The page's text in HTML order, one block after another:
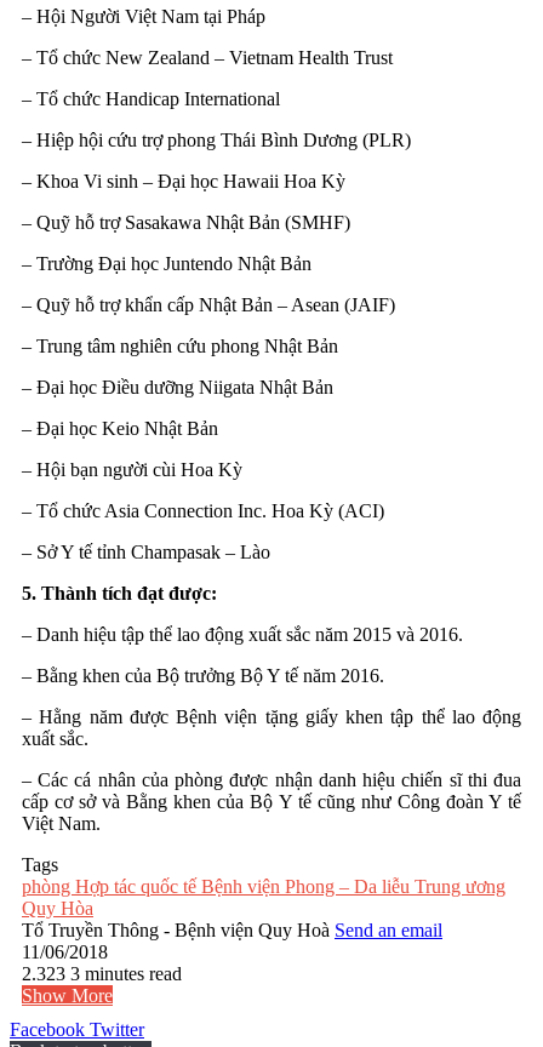
– Hội Người Việt Nam tại Pháp
– Tổ chức New Zealand – Vietnam Health Trust
– Tổ chức Handicap International
– Hiệp hội cứu trợ phong Thái Bình Dương (PLR)
– Khoa Vi sinh – Đại học Hawaii Hoa Kỳ
– Quỹ hỗ trợ Sasakawa Nhật Bản (SMHF)
– Trường Đại học Juntendo Nhật Bản
– Quỹ hỗ trợ khẩn cấp Nhật Bản – Asean (JAIF)
– Trung tâm nghiên cứu phong Nhật Bản
– Đại học Điều dưỡng Niigata Nhật Bản
– Đại học Keio Nhật Bản
– Hội bạn người cùi Hoa Kỳ
– Tổ chức Asia Connection Inc. Hoa Kỳ (ACI)
– Sở Y tế tỉnh Champasak – Lào
5. Thành tích đạt được:
– Danh hiệu tập thể lao động xuất sắc năm 2015 và 2016.
– Bằng khen của Bộ trưởng Bộ Y tế năm 2016.
– Hằng năm được Bệnh viện tặng giấy khen tập thể lao động
xuất sắc.
– Các cá nhân của phòng được nhận danh hiệu chiến sĩ thi đua
cấp cơ sở và Bằng khen của Bộ Y tế cũng như Công đoàn Y tế
Việt Nam.
Tags
phòng Hợp tác quốc tế Bệnh viện Phong – Da liễu Trung ương
Quy Hòa
Tổ Truyền Thông - Bệnh viện Quy Hoà Send an email
11/06/2018
2.323 3 minutes read
Show More
Facebook Twitter